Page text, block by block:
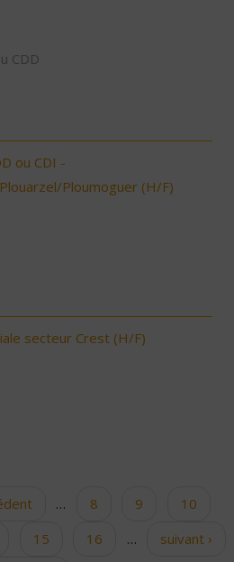
CDD
ou CDI -
Ploumoguer (H/F)
secteur Crest (H/F)
… 8 9
10
15 16 …
suivant ›